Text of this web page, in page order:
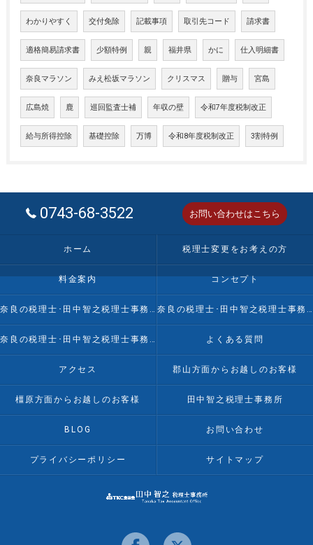
わかりやすく 交付免除 記載事項 取引先コード 請求書
適格簡易請求書 少額特例 親 福井県 かに 仕入明細書
奈良マラソン みえ松坂マラソン クリスマス 贈与 宮島
広島焼 鹿 巡回監査士補 年収の壁 令和7年度税制改正
給与所得控除 基礎控除 万博 令和8年度税制改正 3割特例
0743-68-3522 お問い合わせはこちら
ホーム 税理士変更をお考えの方
料金案内 コンセプト
奈良の税理士･田中智之税理士事務所の口コミ情報 奈良の税理士･田中智之税理士事務所の評判
奈良の税理士･田中智之税理士事務所のお客様の声 よくある質問
アクセス 郡山方面からお越しのお客様
橿原方面からお越しのお客様 田中智之税理士事務所
BLOG お問い合わせ
プライバシーポリシー サイトマップ